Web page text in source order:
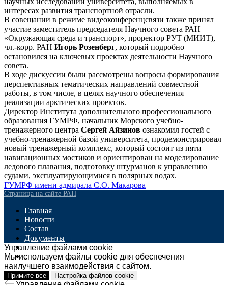
интересах развития транспортной отрасли.
В совещании в режиме видеоконференцсвязи также принял
участие заместитель председателя Научного совета РАН
«Окружающая среда и транспорт», проректор РУТ (МИИТ),
чл.-корр. РАН Игорь Розенберг, который подробно
остановился на ключевых проектах деятельности Научного
совета.
В ходе дискуссии были рассмотрены вопросы формирования
перспективных тематических направлений совместной
работы, в том числе, в целях научного обеспечения
реализации арктических проектов.
Директор Института дополнительного профессионального
образования ГУМРФ, начальник Морского учебно-
тренажерного центра Сергей Айзинов ознакомил гостей с
учебно-тренажерной базой университета, продемонстрировал
новый тренажерный комплекс, который состоит из пяти
навигационных мостиков и ориентирован на моделирование
ледового плавания, подготовку штурманов к управлению
судами, эксплуатирующимися в полярных водах.
ГУМРФ имени адмирала С.О. Макарова
Страница на сайте РАН
Главная
Новости
Состав
Документы
Мероприятия
Контакты
Страница на сайте РАН
Наверх
Управление файлами cookie
Мы используем файлы cookie для обеспечения
наилучшего взаимодействия с сайтом.
Примите все Настройка файлов cookie